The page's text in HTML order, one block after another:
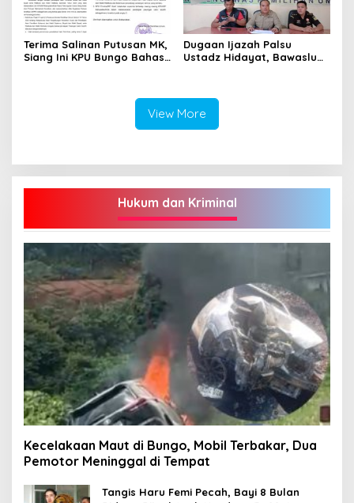
Terima Salinan Putusan MK,
Siang Ini KPU Bungo Bahas
Dugaan Ijazah Palsu
Ustadz Hidayat, Bawaslu
View More
Hukum dan Kriminal
Kecelakaan Maut di Bungo, Mobil Terbakar, Dua
Pemotor Meninggal di Tempat
Tangis Haru Femi Pecah, Bayi 8 Bulan